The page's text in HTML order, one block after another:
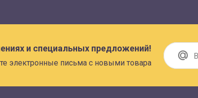
и специальных предложений!
электронные письма с новыми товара